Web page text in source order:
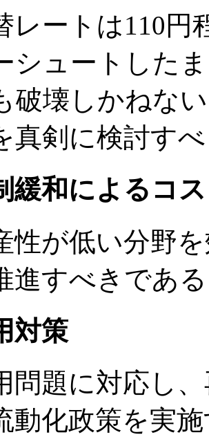
レートは110円
シュートした
破壊しかねな
真剣に検討す
緩和によるコ
性が低い分野
進すべきであ
対策
問題に対応し
動化政策を実